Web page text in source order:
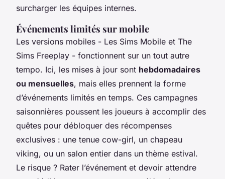
surcharger les équipes internes.
Événements limités sur mobile
Les versions mobiles - Les Sims Mobile et The
Sims Freeplay - fonctionnent sur un tout autre
tempo. Ici, les mises à jour sont hebdomadaires
ou mensuelles, mais elles prennent la forme
d’événements limités en temps. Ces campagnes
saisonnières poussent les joueurs à accomplir des
quêtes pour débloquer des récompenses
exclusives : une tenue cow-girl, un chapeau
viking, ou un salon entier dans un thème estival.
Le risque ? Rater l’événement et devoir attendre